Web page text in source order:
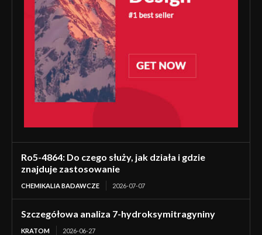
Ro5-4864: Do czego służy, jak działa i gdzie
znajduje zastosowanie
CHEMIKALIA BADAWCZE 2026-07-07
Szczegółowa analiza 7-hydroksymitragyniny
KRATOM 2026-06-27